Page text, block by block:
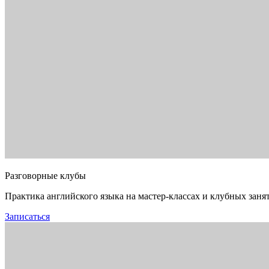
Разговорные клубы
Практика английского языка на мастер-классах и клубных
Записаться